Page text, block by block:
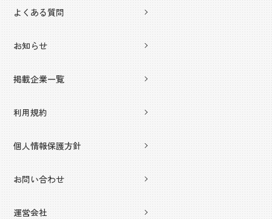
よくある質問
お知らせ
掲載企業一覧
利用規約
個人情報保護方針
お問い合わせ
運営会社